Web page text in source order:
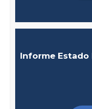
Informe Estado